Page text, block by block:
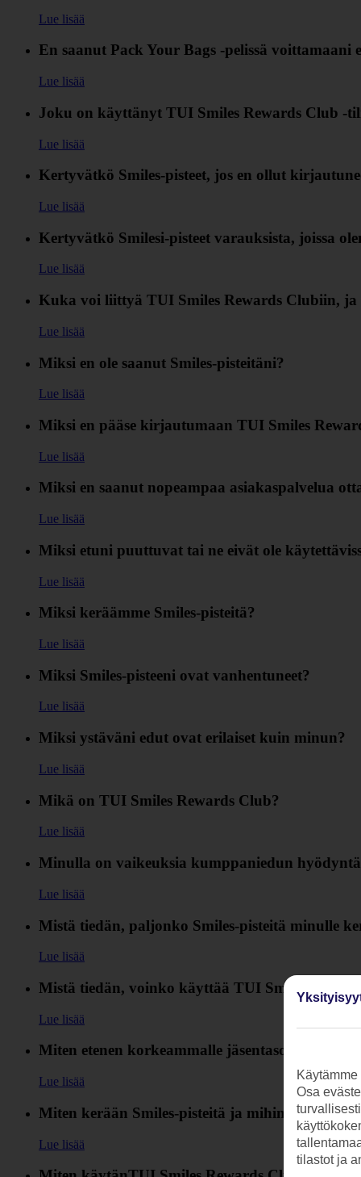
Lue lisää
En saanut Pack Your Bags ‑pelissä voittamaani
Lue lisää
Joku on käyttänyt TUI Smiles Rewards Club
Lue lisää
Kertyvätkö Smiles-pisteet, jos en ollut
Lue lisää
Kertyvätkö Smilesi-pisteet varauksista, joissa
Lue lisää
Kuka voi liittyä TUI Smiles Rewards Clubiin,
Lue lisää
Miksi en ole saanut Smiles-pisteitäni?
Lue lisää
Miksi en pääse kirjautumaan TUI Smiles
Lue lisää
Miksi en saanut nopeampaa asiakaspalvelua
Lue lisää
Miksi etuni puuttuvat tai ne eivät ole
Lue lisää
Miksi keräämme Smiles-pisteitä?
Lue lisää
Miksi Smiles-pisteeni ovat vanhentuneet?
Lue lisää
Miksi ystäväni edut ovat erilaiset kuin minun?
Lue lisää
Mikä on TUI Smiles Rewards Club?
Lue lisää
Minulla on vaikeuksia kumppaniedun
Lue lisää
Mistä tiedän, paljonko Smiles-pisteitä minulle
Lue lisää
Mistä tiedän, voinko käyttää TUI Smiles
Lue lisää
Miten etenen korkeammalle jäsentasolle klubissa?
Lue lisää
Miten kerään Smiles-pisteitä ja mihin niitä
Lue lisää
Osa
tilastot ja